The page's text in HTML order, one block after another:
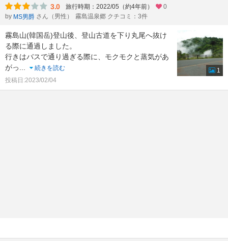
3.0 旅行時期：2022/05（約4年前）
0
by MS男爵 さん（男性） 霧島温泉郷 クチコミ：3件
霧島山(韓国岳)登山後、登山古道を下り丸尾へ抜け
る際に通過しました。
行きはバスで通り過ぎる際に、モクモクと蒸気があ
がっ...
続きを読む
投稿日:2023/02/04
1